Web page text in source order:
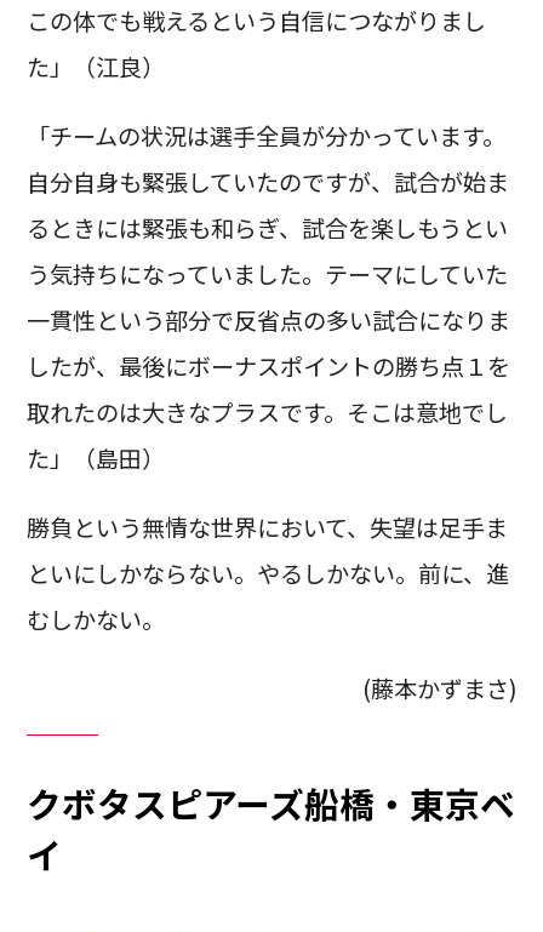
この体でも戦えるという自信につながりまし
た」（江良）
「チームの状況は選手全員が分かっています。
自分自身も緊張していたのですが、試合が始ま
るときには緊張も和らぎ、試合を楽しもうとい
う気持ちになっていました。テーマにしていた
一貫性という部分で反省点の多い試合になりま
したが、最後にボーナスポイントの勝ち点１を
取れたのは大きなプラスです。そこは意地でし
た」（島田）
勝負という無情な世界において、失望は足手ま
といにしかならない。やるしかない。前に、進
むしかない。
(藤本かずまさ)
クボタスピアーズ船橋・東京ベ
イ